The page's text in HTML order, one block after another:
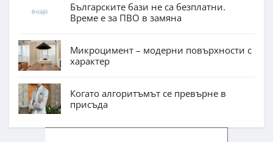
Българските бази не са безплатни.
Време е за ПВО в замяна
Микроцимент – модерни повърхности с
характер
Когато алгоритъмът се превърне в
присъда